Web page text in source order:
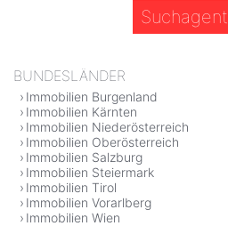
Suchagent
BUNDESLÄNDER
Immobilien Burgenland
Immobilien Kärnten
Immobilien Niederösterreich
Immobilien Oberösterreich
Immobilien Salzburg
Immobilien Steiermark
Immobilien Tirol
Immobilien Vorarlberg
Immobilien Wien